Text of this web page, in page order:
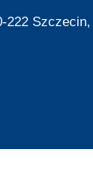
222 Szczecin,